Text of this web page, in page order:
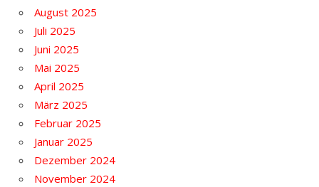
August 2025
Juli 2025
Juni 2025
Mai 2025
April 2025
März 2025
Februar 2025
Januar 2025
Dezember 2024
November 2024